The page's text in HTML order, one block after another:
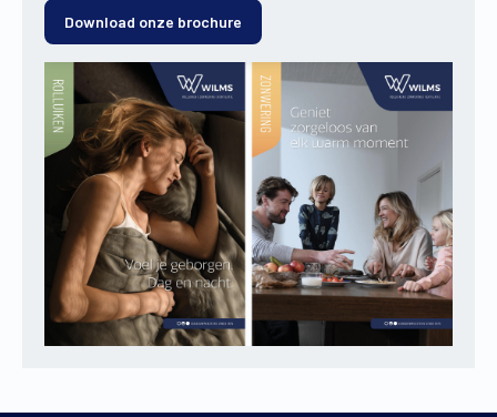
Download onze brochure